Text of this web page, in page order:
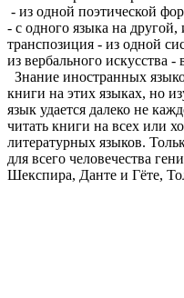
- из одной поэтической
- с одного языка на
транспозиция - из одной
из вербального искусства
Знание иностранных
книги на этих языках, но
язык удается далеко не
читать книги на всех или
литературных языков.
для всего человечества
Шекспира, Данте и Гёте,